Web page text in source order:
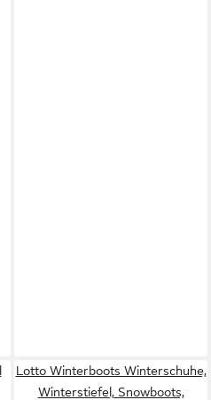
Lotto Winterboots Winterschuhe,
Winterstiefel, Snowboots,